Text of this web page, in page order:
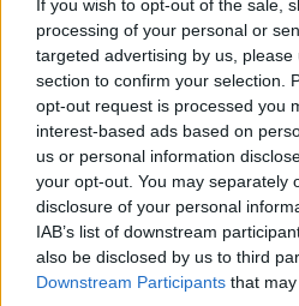
If you wish to opt-out of the sale,
processing of your personal or
targeted advertising by us,
section to confirm your selection.
opt-out request is processed you
interest-based ads based on
us or personal information
your opt-out. You may separately
disclosure of your personal
IAB’s list of downstream
also be disclosed by us to third
Downstream Participants that
TAGS "βραχιολάκι" Αττικόν